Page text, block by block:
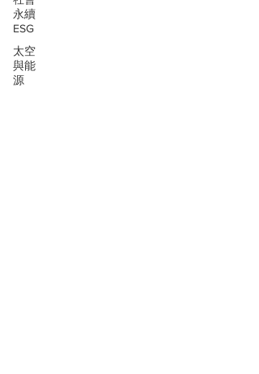
永續
ESG
太空
與能
源